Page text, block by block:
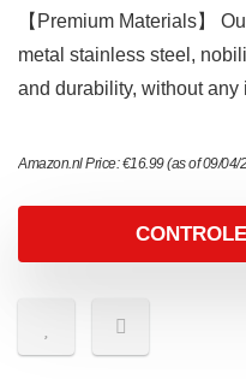
【Premium Materials】
metal stainless steel,
and durability, without any
Amazon.nl Price:€16.99(as of 09/04/